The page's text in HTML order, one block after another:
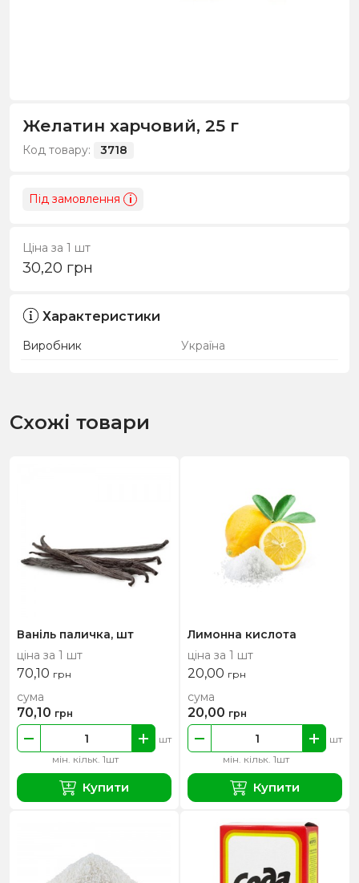
Желатин харчовий, 25 г
Код товару: 3718
Під замовлення i
Ціна за 1 шт
30,20 грн
Характеристики
Виробник Україна
Схожі товари
Ваніль паличка, шт
ціна за 1 шт
70,10 грн
мін. кільк. 1шт
шт
сума
70,10 грн
Купити
Лимонна кислота
ціна за 1 шт
20,00 грн
мін. кільк. 1шт
шт
сума
20,00 грн
Купити